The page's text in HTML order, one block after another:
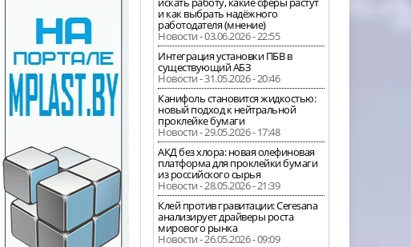
и как выбрать надёжного
работодателя (мнение)
Новости - 03.06.2026 - 22:55
Интеграция установки ПБВ в
существующий АБЗ
Новости - 31.05.2026 - 20:46
Канифоль становится жидкостью:
новый подход к нейтральной
проклейке бумаги
Новости - 29.05.2026 - 17:48
АКД без хлора: новая олефиновая
платформа для проклейки бумаги
из российского сырья
Новости - 28.05.2026 - 21:39
Клей против гравитации: Ceresana
анализирует драйверы роста
мирового рынка
Новости - 26.05.2026 - 09:09